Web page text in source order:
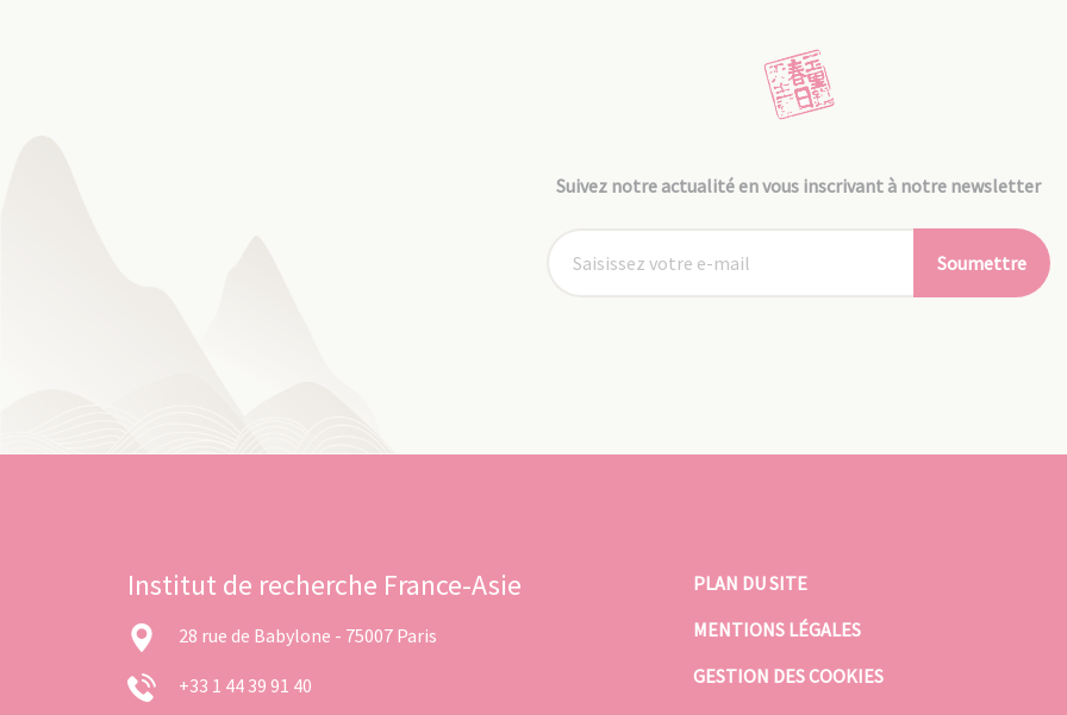
Suivez notre actualité en vous inscrivant à notre newsletter
Soumettre
Institut de recherche France-Asie
28 rue de Babylone - 75007 Paris
+33 1 44 39 91 40
PLAN DU SITE
MENTIONS LÉGALES
GESTION DES COOKIES